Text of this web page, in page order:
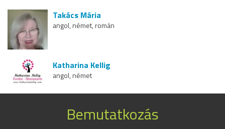
Takács Mária
angol, német, román
Katharina Kellig
angol, német
Bemutatkozás